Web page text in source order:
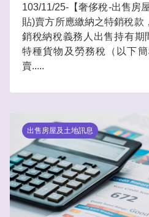
103/11/25-【奢侈稅-出售房
貼)賣方所應繳納之特銷稅款
銷稅納稅義務人出售持有期
特種貨物及勞務稅（以下
賣.....
出售房屋及土地訊息